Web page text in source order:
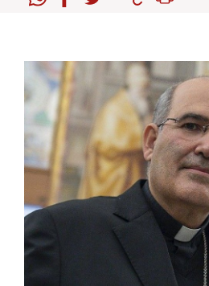
Estudiantes
Funcionarios
Alumni
English